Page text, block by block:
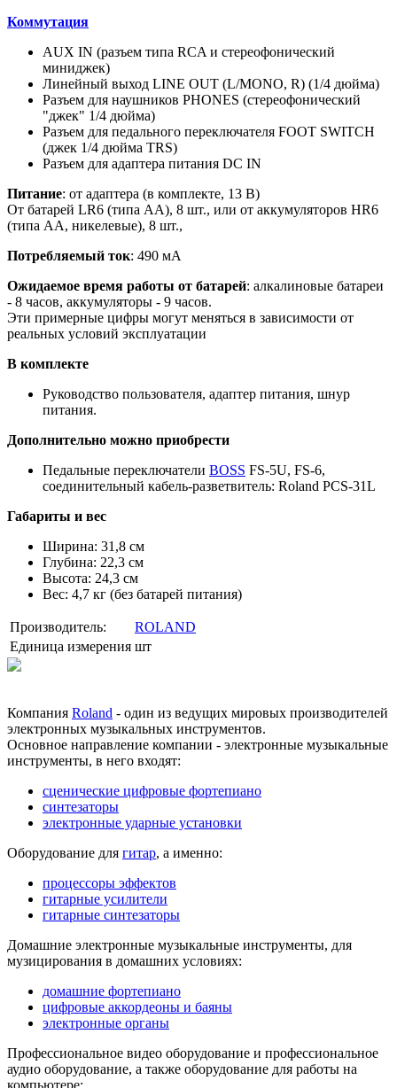
Коммутация
AUX IN (разъем типа RCA и стереофонический
миниджек)
Линейный выход LINE OUT (L/MONO, R) (1/4 дюйма)
Разъем для наушников PHONES (стереофонический
"джек" 1/4 дюйма)
Разъем для педального переключателя FOOT SWITCH
(джек 1/4 дюйма TRS)
Разъем для адаптера питания DC IN
Питание: от адаптера (в комплекте, 13 В)
От батарей LR6 (типа AA), 8 шт., или от аккумуляторов HR6
(типа AA, никелевые), 8 шт.,
Потребляемый ток: 490 мА
Ожидаемое время работы от батарей: алкалиновые батареи
- 8 часов, аккумуляторы - 9 часов.
Эти примерные цифры могут меняться в зависимости от
реальных условий эксплуатации
В комплекте
Руководство пользователя, адаптер питания, шнур
питания.
Дополнительно можно приобрести
Педальные переключатели BOSS FS-5U, FS-6,
соединительный кабель-разветвитель: Roland PCS-31L
Габариты и вес
Ширина: 31,8 см
Глубина: 22,3 см
Высота: 24,3 см
Вес: 4,7 кг (без батарей питания)
Производитель:
ROLAND
Единица измерения шт
Компания Roland - один из ведущих мировых производителей
электронных музыкальных инструментов.
Основное направление компании - электронные музыкальные
инструменты, в него входят:
сценические цифровые фортепиано
синтезаторы
электронные ударные установки
Оборудование для гитар, а именно:
процессоры эффектов
гитарные усилители
гитарные синтезаторы
Домашние электронные музыкальные инструменты, для
музицирования в домашних условиях:
домашние фортепиано
цифровые аккордеоны и баяны
электронные органы
Профессиональное видео оборудование и профессиональное
аудио оборудование, а также оборудование для работы на
компьютере: